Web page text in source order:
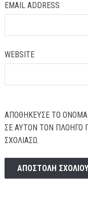
EMAIL ADDRESS
WEBSITE
ΑΠΟΘΉΚΕΥΣΕ ΤΟ ΌΝΟΜΆ
ΣΕ ΑΥΤΌΝ ΤΟΝ ΠΛΟΗΓΌ
ΣΧΟΛΙΆΣΩ.